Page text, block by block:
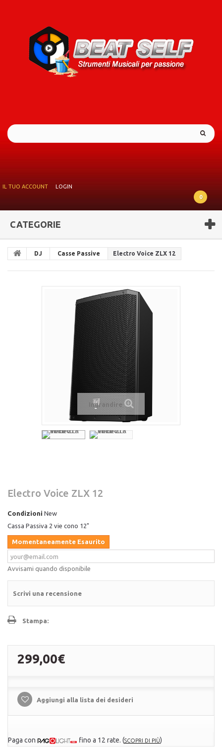
IL TUO ACCOUNT
LOGIN
0
CATEGORIE
DJ Casse Passive Electro Voice ZLX 12
Ingrandire
Electro Voice ZLX 12
Condizioni New
Cassa Passiva 2 vie cono 12"
Momentaneamente Esaurito
Avvisami quando disponibile
Scrivi una recensione
Stampa:
299,00€
Aggiungi alla lista dei desideri
Paga con fino a 12 rate. (SCOPRI DI PIÙ)